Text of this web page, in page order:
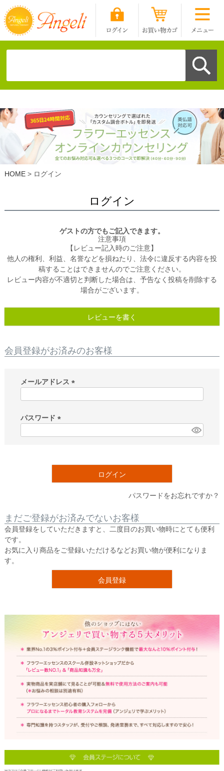
HOME ログイン
ログイン
ゲストの方でもご記入できます。
注意事項
【レビュー記入時のご注意】
他人の権利、利益、名誉などを損ねたり、法令に違反する内容を投
稿することはできませんのでご注意ください。
レビュー内容が不適切と判断した場合は、予告なく投稿を削除する
場合がございます。
レビューを書く
会員登録がお済みのお客様
メールアドレス
)
パスワード
ログイン
パスワードをお忘れですか？
まだご登録がお済みでないお客様
会員登録をしていただきますと、二度目のお買い物時にとても便利
です。
お気に入り商品をご登録いただけるなどお買い物が便利になりま
す。
会員登録